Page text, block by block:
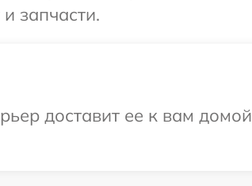
запчасти.
доставит ее к вам домой